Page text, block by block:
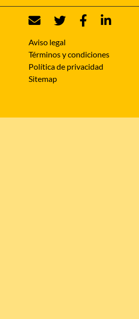
Aviso legal
Términos y condiciones
Política de privacidad
Sitemap